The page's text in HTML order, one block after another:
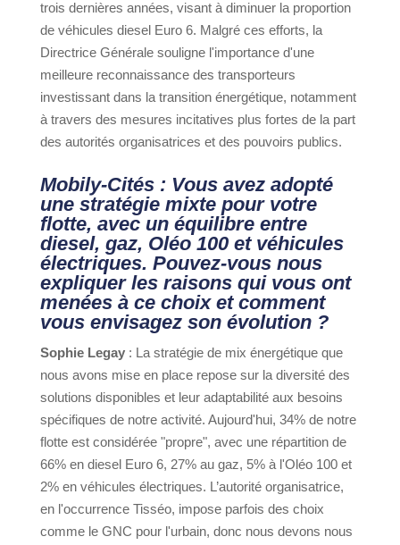
trois dernières années, visant à diminuer la proportion
de véhicules diesel Euro 6. Malgré ces efforts, la
Directrice Générale souligne l'importance d'une
meilleure reconnaissance des transporteurs
investissant dans la transition énergétique, notamment
à travers des mesures incitatives plus fortes de la part
des autorités organisatrices et des pouvoirs publics.
Mobily-Cités : Vous avez adopté
une stratégie mixte pour votre
flotte, avec un équilibre entre
diesel, gaz, Oléo 100 et véhicules
électriques. Pouvez-vous nous
expliquer les raisons qui vous ont
menées à ce choix et comment
vous envisagez son évolution ?
Sophie Legay: La stratégie de mix énergétique que
nous avons mise en place repose sur la diversité des
solutions disponibles et leur adaptabilité aux besoins
spécifiques de notre activité. Aujourd'hui, 34% de notre
flotte est considérée "propre", avec une répartition de
66% en diesel Euro 6, 27% au gaz, 5% à l'Oléo 100 et
2% en véhicules électriques. L’autorité organisatrice,
en l'occurrence Tisséo, impose parfois des choix
comme le GNC pour l'urbain, donc nous devons nous